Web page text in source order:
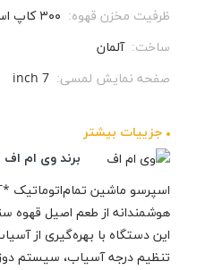
برند وی ام اف
هوشمندانه از طعم اصیل قهوه
این دستگاه با بهره‌گیری از
تنظیم درجه آسیاب، سیستم
ظرفیت مخزن قهوه: ۳۰۰ کاپ اسپرسو
ساخت: آلمان
صفحه نمایش لمسی: 7 inch
جزيیات بیشتر